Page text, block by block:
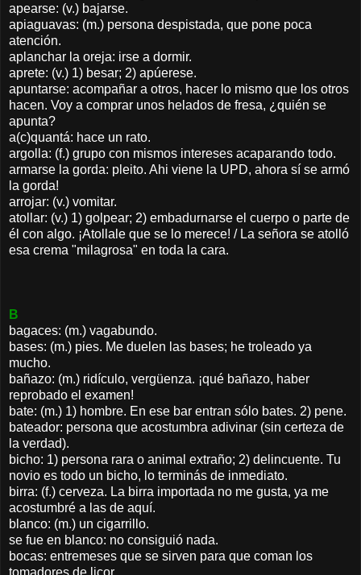
apearse: (v.) bajarse.
apiaguavas: (m.) persona despistada, que pone poca
atención.
aplanchar la oreja: irse a dormir.
aprete: (v.) 1) besar; 2) apúerese.
apuntarse: acompañar a otros, hacer lo mismo que los otros
hacen. Voy a comprar unos helados de fresa, ¿quién se
apunta?
a(c)quantá: hace un rato.
argolla: (f.) grupo con mismos intereses acaparando todo.
armarse la gorda: pleito. Ahi viene la UPD, ahora sí se armó
la gorda!
arrojar: (v.) vomitar.
atollar: (v.) 1) golpear; 2) embadurnarse el cuerpo o parte de
él con algo. ¡Atollale que se lo merece! / La señora se atolló
esa crema "milagrosa" en toda la cara.
B
bagaces: (m.) vagabundo.
bases: (m.) pies. Me duelen las bases; he troleado ya
mucho.
bañazo: (m.) ridículo, vergüenza. ¡qué bañazo, haber
reprobado el examen!
bate: (m.) 1) hombre. En ese bar entran sólo bates. 2) pene.
bateador: persona que acostumbra adivinar (sin certeza de
la verdad).
bicho: 1) persona rara o animal extraño; 2) delincuente. Tu
novio es todo un bicho, lo terminás de inmediato.
birra: (f.) cerveza. La birra importada no me gusta, ya me
acostumbré a las de aquí.
blanco: (m.) un cigarrillo.
se fue en blanco: no consiguió nada.
bocas: entremeses que se sirven para que coman los
tomadores de licor.